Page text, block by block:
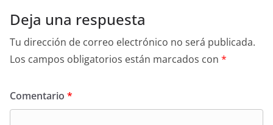
Deja una respuesta
Tu dirección de correo electrónico no será publicada.
Los campos obligatorios están marcados con *
Comentario *